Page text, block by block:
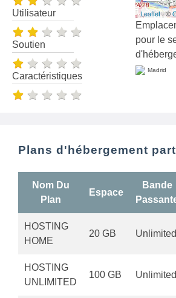
Utilisateur
Soutien
Caractéristiques
Leaflet| ©
pour le
Madrid
Plans d'hébergement
Nom Du
Plan
Espace
Bande
HOSTING
HOME
20 GB Unlimited
HOSTING
UNLIMITED
100 GB Unlimited